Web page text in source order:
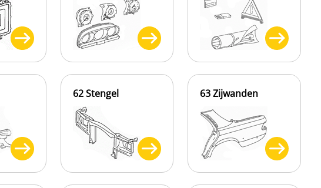
62 Stengel 63 Zijwanden